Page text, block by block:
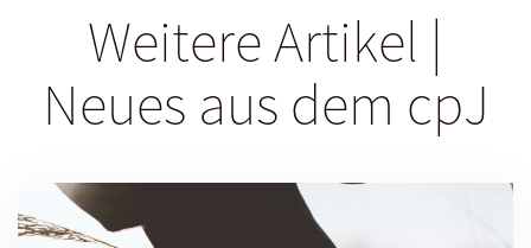
Weitere Artikel |
Neues aus dem cpJ